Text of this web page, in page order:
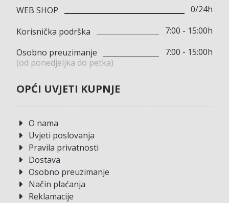
WEB SHOP
0/24h
Korisnička podrška
7:00 - 15:00h
Osobno preuzimanje
(od ponedjeljka do petka)
7:00 - 15:00h
OPĆI UVJETI KUPNJE
O nama
Uvjeti poslovanja
Pravila privatnosti
Dostava
Osobno preuzimanje
Način plaćanja
Reklamacije